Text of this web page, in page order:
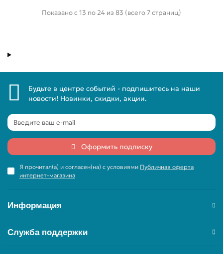
Показано с 13 по 24 из 83 (всего 7 страниц)
Будьте в центре событий - подпишитесь на наши
новости! Новинки, скидки, акции.
Оформить подписку
Я прочитал(а) и согласен(на) с условиями Публичная оферта
интернет-магазина
Информация
Служба поддержки